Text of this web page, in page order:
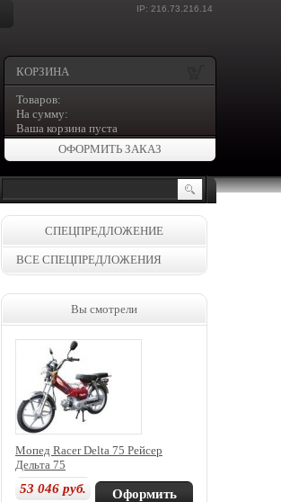
IP: 216.73.216.14
КОРЗИНА
Товаров:
На сумму:
Ваша корзина пуста
ОФОРМИТЬ ЗАКАЗ
СПЕЦПРЕДЛОЖЕНИЕ
ВСЕ СПЕЦПРЕДЛОЖЕНИЯ
Вы смотрели
Мопед Racer Delta 75 Рейсер
Дельта 75
53 046 руб.
Оформить